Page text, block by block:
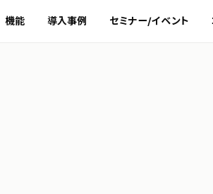
機能 導入事例 セミナー/イベント